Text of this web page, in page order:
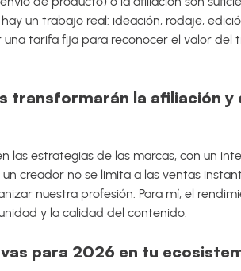
un trabajo real: ideación, rodaje,
tarifa fija para reconocer el valor del
transformarán la afiliación y
las estrategias de las marcas, con un
creador no se limita a las ventas
nuestra profesión. Para mí, el
y la calidad del contenido.
para 2026 en tu